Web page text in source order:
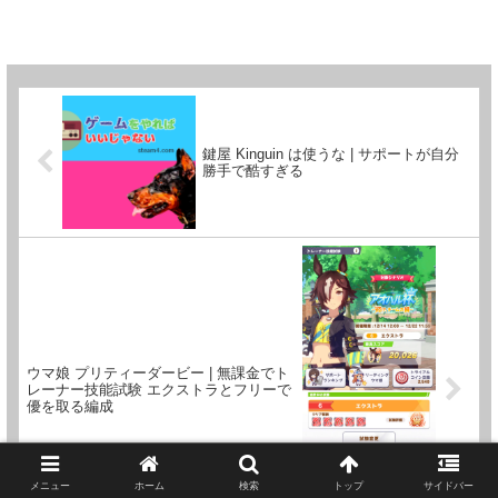
鍵屋 Kinguin は使うな | サポートが自分
勝手で酷すぎる
ウマ娘 プリティーダービー | 無課金でト
レーナー技能試験 エクストラとフリーで
優を取る編成
メニュー ホーム 検索 トップ サイドバー